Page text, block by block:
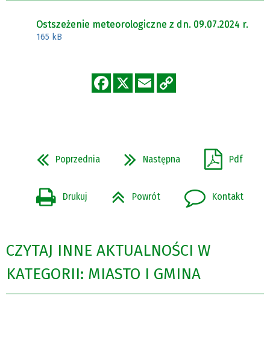
Ostszeżenie meteorologiczne z dn. 09.07.2024 r.
165 kB
Poprzednia Następna Pdf
Drukuj Powrót Kontakt
CZYTAJ INNE AKTUALNOŚCI W
KATEGORII: MIASTO I GMINA